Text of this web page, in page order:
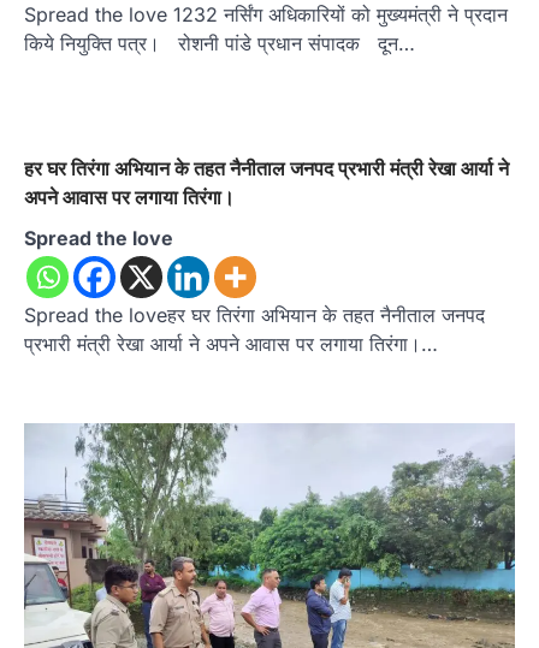
Spread the love 1232 नर्सिंग अधिकारियों को मुख्यमंत्री ने प्रदान
किये नियुक्ति पत्र। रोशनी पांडे प्रधान संपादक दून…
हर घर तिरंगा अभियान के तहत नैनीताल जनपद प्रभारी मंत्री रेखा आर्या ने
अपने आवास पर लगाया तिरंगा।
Spread the love
Spread the loveहर घर तिरंगा अभियान के तहत नैनीताल जनपद
प्रभारी मंत्री रेखा आर्या ने अपने आवास पर लगाया तिरंगा।…